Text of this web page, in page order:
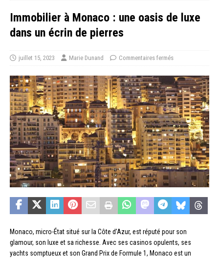
Immobilier à Monaco : une oasis de luxe
dans un écrin de pierres
juillet 15, 2023 Marie Dunand Commentaires fermés
Monaco, micro-État situé sur la Côte d’Azur, est réputé pour son
glamour, son luxe et sa richesse. Avec ses casinos opulents, ses
yachts somptueux et son Grand Prix de Formule 1, Monaco est un